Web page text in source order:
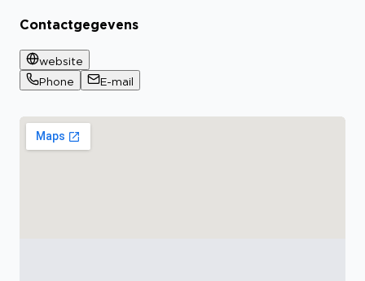
Contactgegevens
website
Phone
E-mail